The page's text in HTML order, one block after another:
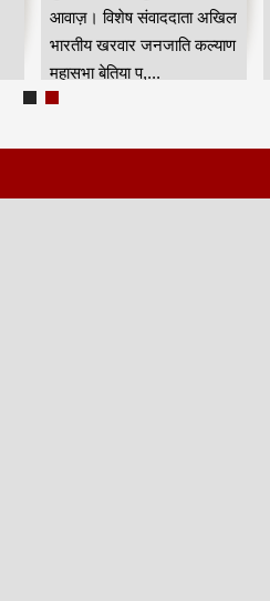
आवाज़। विशेष संवाददाता अखिल
भारतीय खरवार जनजाति कल्याण
महासभा बेतिया प,...